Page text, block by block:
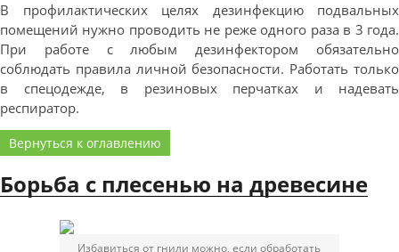
В профилактических целях дезинфекцию подвальных
помещений нужно проводить не реже одного раза в 3 года.
При работе с любым дезинфектором обязательно
соблюдать правила личной безопасности. Работать только
в спецодежде, в резиновых перчатках и надевать
респиратор.
Вернуться к оглавлению
Борьба с плесенью на древесине
Избавиться от гнили можно, если обработать